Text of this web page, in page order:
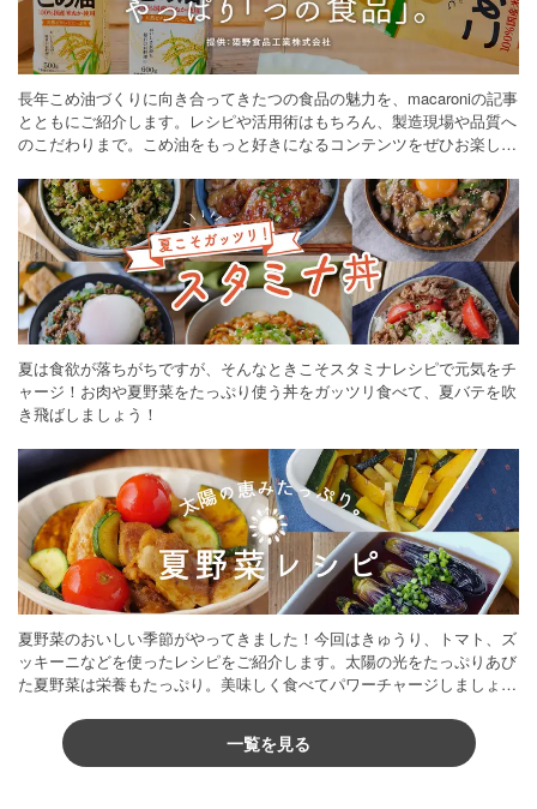
長年こめ油づくりに向き合ってきたつの食品の魅力を、macaroniの記事
とともにご紹介します。レシピや活用術はもちろん、製造現場や品質へ
のこだわりまで。こめ油をもっと好きになるコンテンツをぜひお楽しみ
夏は食欲が落ちがちですが、そんなときこそスタミナレシピで元気をチ
ャージ！お肉や夏野菜をたっぷり使う丼をガッツリ食べて、夏バテを吹
き飛ばしましょう！
夏野菜のおいしい季節がやってきました！今回はきゅうり、トマト、ズ
ッキーニなどを使ったレシピをご紹介します。太陽の光をたっぷりあび
た夏野菜は栄養もたっぷり。美味しく食べてパワーチャージしましょう
一覧を見る